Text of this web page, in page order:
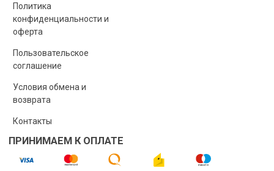
Политика
конфиденциальности и
оферта
Пользовательское
соглашение
Условия обмена и
возврата
Контакты
ПРИНИМАЕМ К ОПЛАТЕ